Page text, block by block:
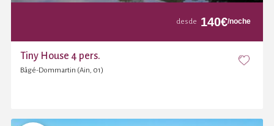
desde 140€/noche
Tiny House 4 pers.
Bâgé-Dommartin (Ain, 01)